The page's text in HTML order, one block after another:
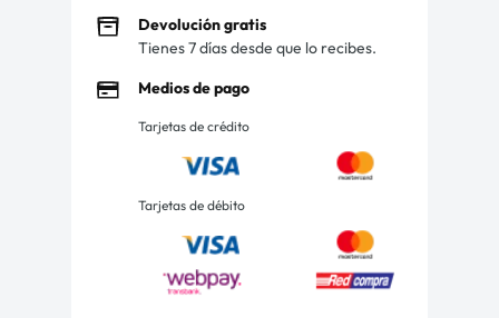
Devolución gratis
Tienes 7 días desde que lo recibes.
Medios de pago
Tarjetas de crédito
Tarjetas de débito